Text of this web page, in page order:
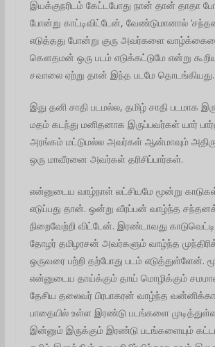
இயக்குநரிடம் கேட்டபோது நான் தான் தாதா
போன்று காட்டிவிட்டேன், வேண்டுமானால்
எடுத்தது போன்று குரு அவர்களை வாழ்க்கையை
கௌதமன் ஒரு படம் எடுக்கட்டுமே என்று
சவாலை ஏற்று தான் இந்த படமே தொடங்கியது.
இது தனி சாதி படமல்ல, தமிழ் சாதி படமாக
மதம் கடந்து மனிதனாக இருப்பவர்கள் யார்
அரங்கம் மட்டுமல்ல அவர்கள் ஆன்மாவும்
ஒரு மாவீரனை அவர்கள் தரிசிப்பார்கள்.
என்னுடைய வாழ்நாள் லட்சியமே மூன்று
எடுப்பது தான். ஒன்று வீரப்பன் வாழ்ந்த
நிறைவேற்றி விட்டேன். இரண்டாவது
தோழர் தமிழரசன் அவர்களும் வாழ்ந்த
ஒருவரை பற்றி தற்போது படம் எடுத்துள்ளேன்.
என்னுடைய தாய்க்கும் தாய் மொழிக்கும்
தேசிய தலைவர் பிரபாகரன் வாழ்ந்த
பாதையில் உள்ள இரண்டு படங்களை
இன்னும் இருக்கும் இரண்டு படங்களையும்